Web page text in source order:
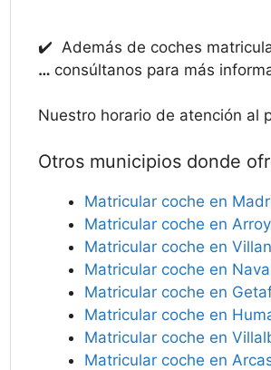
✔️ Además de coches
… consúltanos para más
Nuestro horario de atención al
Otros municipios donde
Matricular coche en
Matricular coche en
Matricular coche en
Matricular coche en
Matricular coche en
Matricular coche en
Matricular coche en
Matricular coche en